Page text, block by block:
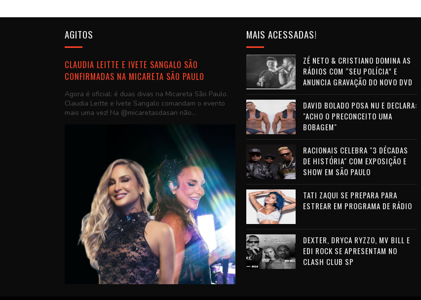
AGITOS
CLAUDIA LEITTE E IVETE SANGALO SÃO
CONFIRMADAS NA MICARETA SÃO PAULO
Agora é oficial: é duas divas na Micareta São Paulo.
Claudia Leitte e Ivete Sangalo comandam o evento
mais uma vez! Na @micaretasdasan não...
MAIS ACESSADAS!
ZÉ NETO & CRISTIANO DOMINA AS
RÁDIOS COM “SEU POLÍCIA” E
ANUNCIA GRAVAÇÃO DO NOVO DVD
DAVID BOLADO POSA NU E DECLARA:
"ACHO O PRECONCEITO UMA
BOBAGEM"
RACIONAIS CELEBRA "3 DÉCADAS
DE HISTÓRIA" COM EXPOSIÇÃO E
SHOW EM SÃO PAULO
TATI ZAQUI SE PREPARA PARA
ESTREAR EM PROGRAMA DE RÁDIO
DEXTER, DRYCA RYZZO, MV BILL E
EDI ROCK SE APRESENTAM NO
CLASH CLUB SP